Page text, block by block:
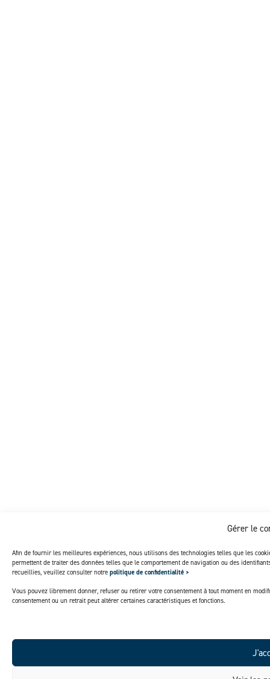
Gérer le
Afin de fournir les meilleures expériences, nous utilisons des technologies telles que les
permettent de traiter des données telles que le comportement de navigation ou des
recueillies, veuillez consulter notre politique de confidentialité >
Vous pouvez librement donner, refuser ou retirer votre consentement à tout moment en
consentement ou un retrait peut altérer certaines caractéristiques et fonctions.